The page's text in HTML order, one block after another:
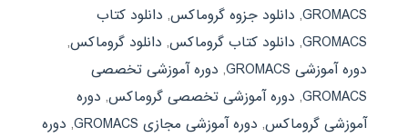
GROMACS
, دانلود جزوه گروماکس, دانلود کتاب
GROMACS
, دانلود کتاب گروماکس, دانلود گروماکس,
دوره آموزشی GROMACS
, دوره آموزشی تخصصی
GROMACS
, دوره آموزشی تخصصی گروماکس, دوره
آموزشی گروماکس, دوره آموزشی مجازی GROMACS , دوره